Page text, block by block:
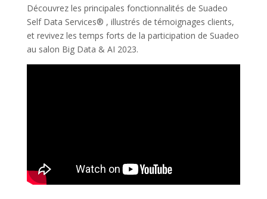
Découvrez les principales fonctionnalités de Suadeo
Self Data Services® , illustrés de témoignages clients,
et revivez les temps forts de la participation de Suadeo
au salon Big Data & AI 2023.